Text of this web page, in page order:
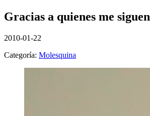
Gracias a quienes me siguen
2010-01-22
Categoría: Molesquina